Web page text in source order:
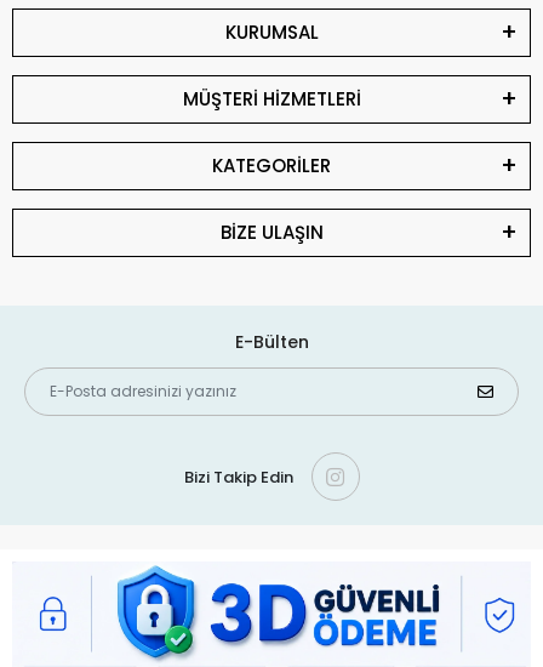
KURUMSAL
MÜŞTERİ HİZMETLERİ
KATEGORİLER
BİZE ULAŞIN
E-Bülten
Bizi Takip Edin